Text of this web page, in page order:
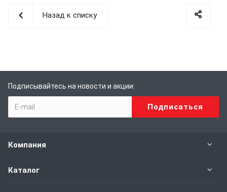
Назад к списку
Подписывайтесь на новости и акции:
Компания
Каталог